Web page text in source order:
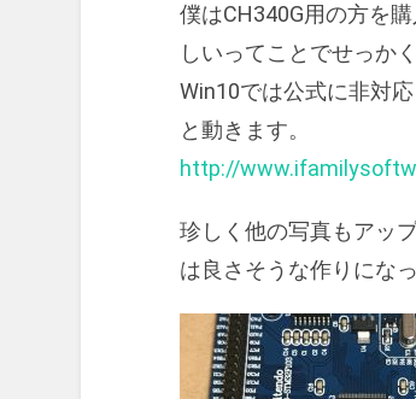
僕はCH340G用の方を
しいってことでせっか
Win10では公式に非対
と動きます。
http://
珍しく他の写真もアッ
は良さそうな作りにな